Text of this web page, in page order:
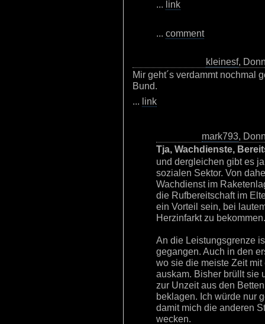
... link
... comment
kleinesf,
Mir geht´s verdammt nochmal
Bund.
... link
mark793,
Tja, Wachdienste,
und dergleichen gibt es
sozialen Sektor. Von
Wachdienst im
die Rufbereitschaft im
ein Vorteil sein, bei
Herzinfarkt zu bekommen.
An die Leistungsgrenze
gegangen. Auch in den
wo sie die meiste Zeit
auskam. Bisher brüllt sie
zur Unzeit aus den
beklagen. Ich würde nur
damit mich die anderen
wecken.